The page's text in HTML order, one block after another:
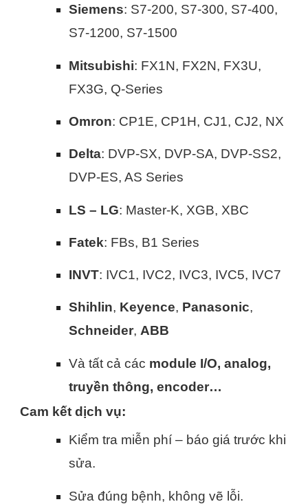
Siemens: S7-200, S7-300, S7-400,
S7-1200, S7-1500
Mitsubishi: FX1N, FX2N, FX3U,
FX3G, Q-Series
Omron: CP1E, CP1H, CJ1, CJ2, NX
Delta: DVP-SX, DVP-SA, DVP-SS2,
DVP-ES, AS Series
LS – LG: Master-K, XGB, XBC
Fatek: FBs, B1 Series
INVT: IVC1, IVC2, IVC3, IVC5, IVC7
Shihlin, Keyence, Panasonic,
Schneider,ABB
Và tất cả các module I/O, analog,
truyền thông, encoder…
Cam kết dịch vụ:
Kiểm tra miễn phí – báo giá trước khi
sửa.
Sửa đúng bệnh, không vẽ lỗi.